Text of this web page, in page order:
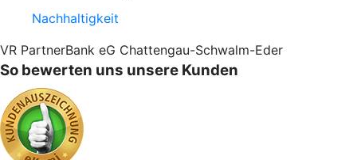
Nachhaltigkeit
VR PartnerBank eG Chattengau-Schwalm-Eder
So bewerten uns unsere Kunden